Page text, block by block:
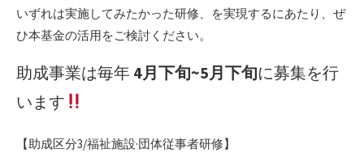
いずれは実施してみたかった研修、を実現するにあたり、ぜ
ひ本基金の活用をご検討ください。
助成事業は毎年 4月下旬~5月下旬に募集を行
います
【助成区分3/福祉施設·団体従事者研修】